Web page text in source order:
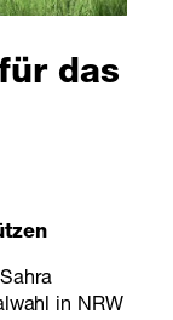
das
in NRW